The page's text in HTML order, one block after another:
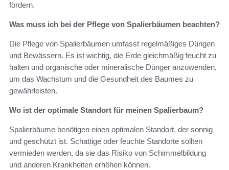
fördern.
Was muss ich bei der Pflege von Spalierbäumen beachten?
Die Pflege von Spalierbäumen umfasst regelmäßiges Düngen
und Bewässern. Es ist wichtig, die Erde gleichmäßig feucht zu
halten und organische oder mineralische Dünger anzuwenden,
um das Wachstum und die Gesundheit des Baumes zu
gewährleisten.
Wo ist der optimale Standort für meinen Spalierbaum?
Spalierbäume benötigen einen optimalen Standort, der sonnig
und geschützt ist. Schattige oder feuchte Standorte sollten
vermieden werden, da sie das Risiko von Schimmelbildung
und anderen Krankheiten erhöhen können.